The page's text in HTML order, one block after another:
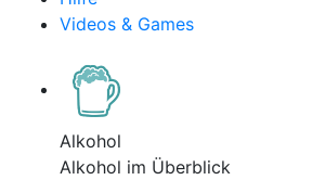
Videos & Games
Alkohol
Alkohol im Überblick